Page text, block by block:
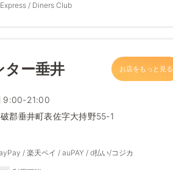
/ Diners Club
ター垂井 お店をもっと見る
9:00-21:00
郡垂井町表佐字大持野55-1
/ 楽天ペイ / auPAY / d払い/コジカ